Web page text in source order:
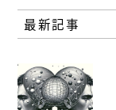
最新記事